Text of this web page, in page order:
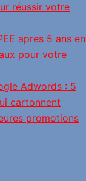
réussir votre
apres 5 ans en
pour votre
Adwords : 5
cartonnent
promotions